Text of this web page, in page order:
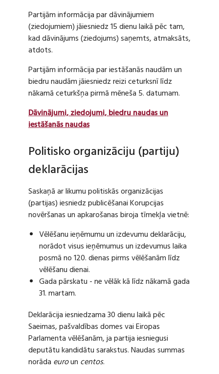
Partijām informācija par dāvinājumiem
(ziedojumiem) jāiesniedz 15 dienu laikā pēc tam,
kad dāvinājums (ziedojums) saņemts, atmaksāts,
atdots.
Partijām informācija par iestāšanās naudām un
biedru naudām jāiesniedz reizi ceturksnī līdz
nākamā ceturkšņa pirmā mēneša 5. datumam.
Dāvinājumi, ziedojumi, biedru naudas un
iestāšanās naudas
Politisko organizāciju (partiju)
deklarācijas
Saskaņā ar likumu politiskās organizācijas
(partijas) iesniedz publicēšanai Korupcijas
novēršanas un apkarošanas biroja tīmekļa vietnē:
Vēlēšanu ieņēmumu un izdevumu deklarāciju,
norādot visus ieņēmumus un izdevumus laika
posmā no 120. dienas pirms vēlēšanām līdz
vēlēšanu dienai.
Gada pārskatu - ne vēlāk kā līdz nākamā gada
31. martam.
Deklarācija iesniedzama 30 dienu laikā pēc
Saeimas, pašvaldības domes vai Eiropas
Parlamenta vēlēšanām, ja partija iesniegusi
deputātu kandidātu sarakstus. Naudas summas
norāda euroun centos.